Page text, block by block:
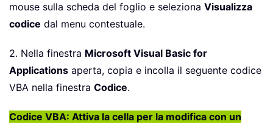
mouse sulla scheda del foglio e seleziona Visualizza
codice dal menu contestuale.
2. Nella finestra Microsoft Visual Basic for
Applications aperta, copia e incolla il seguente codice
VBA nella finestra Codice.
Codice VBA: Attiva la cella per la modifica con un